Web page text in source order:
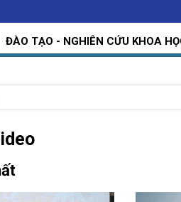
ĐÀO TẠO - NGHIÊN CỨU KHOA